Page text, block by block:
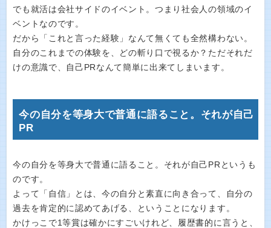
でも就活は会社サイドのイベント。つまり社会人の領域のイ
ベントなのです。
だから「これと言った経験」なんて無くても全然構わない。
自分のこれまでの体験を、どの斬り口で視るか？ただそれだ
けの意識で、自己PRなんて簡単に出来てしまいます。
今の自分を等身大で普通に語ること。それが自己
PR
今の自分を等身大で普通に語ること。それが自己PRというも
のです。
よって「自信」とは、今の自分と素直に向き合って、自分の
過去を肯定的に認めてあげる、ということになります。
かけっこで1等賞は確かにすごいけれど、履歴書的に言うと、